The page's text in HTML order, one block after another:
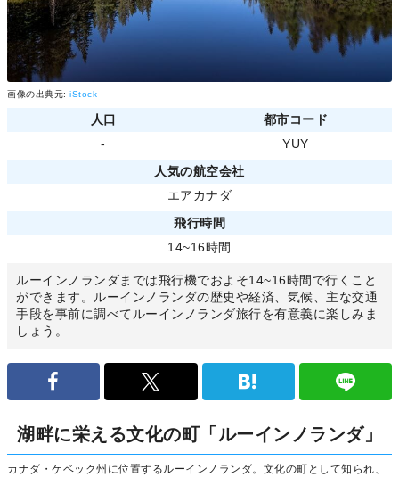
画像の出典元: iStock
人口
都市コード
-
YUY
人気の航空会社
エアカナダ
飛行時間
14~16時間
ルーインノランダまでは飛行機でおよそ14~16時間で行くこと
ができます。ルーインノランダの歴史や経済、気候、主な交通
手段を事前に調べてルーインノランダ旅行を有意義に楽しみま
しょう。
湖畔に栄える文化の町「ルーインノランダ」
カナダ・ケベック州に位置するルーインノランダ。文化の町として知られ、